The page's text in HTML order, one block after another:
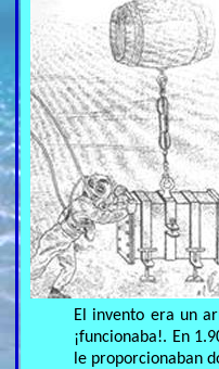
El invento era un
¡funcionaba!. En
le proporcionaban